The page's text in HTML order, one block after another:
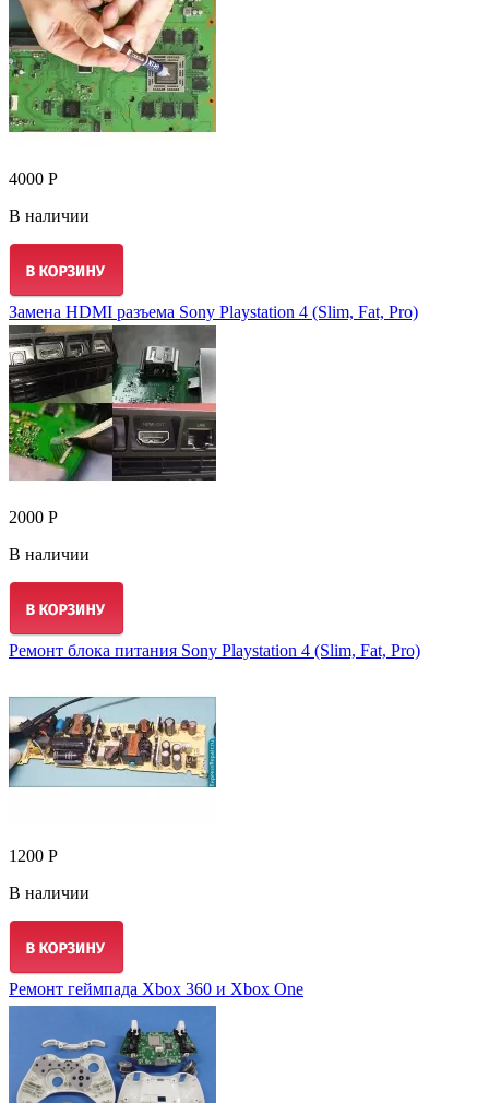
4000 Р
В наличии
Замена HDMI разъема Sony Playstation 4 (Slim, Fat, Pro)
2000 Р
В наличии
Ремонт блока питания Sony Playstation 4 (Slim, Fat, Pro)
1200 Р
В наличии
Ремонт геймпада Xbox 360 и Xbox One